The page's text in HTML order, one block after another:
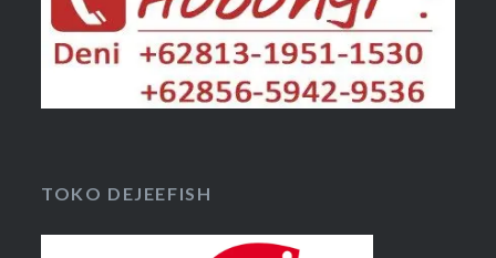
TOKO DEJEEFISH